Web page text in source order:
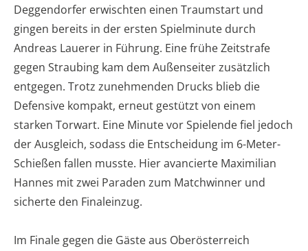
Deggendorfer erwischten einen Traumstart und
gingen bereits in der ersten Spielminute durch
Andreas Lauerer in Führung. Eine frühe Zeitstrafe
gegen Straubing kam dem Außenseiter zusätzlich
entgegen. Trotz zunehmenden Drucks blieb die
Defensive kompakt, erneut gestützt von einem
starken Torwart. Eine Minute vor Spielende fiel jedoch
der Ausgleich, sodass die Entscheidung im 6-Meter-
Schießen fallen musste. Hier avancierte Maximilian
Hannes mit zwei Paraden zum Matchwinner und
sicherte den Finaleinzug.
Im Finale gegen die Gäste aus Oberösterreich